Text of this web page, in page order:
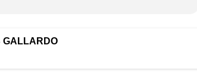
GALLARDO